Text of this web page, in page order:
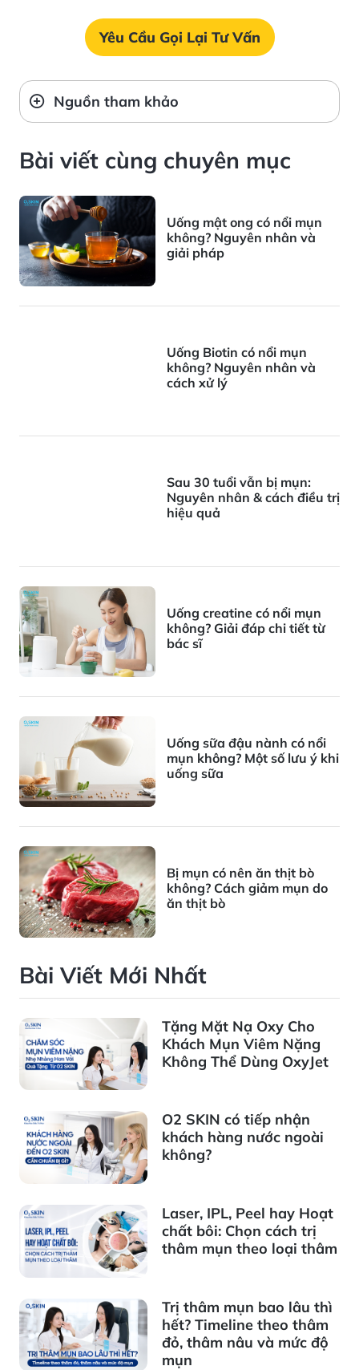
Yêu Cầu Gọi Lại Tư Vấn
Nguồn tham khảo
Bài viết cùng chuyên mục
Uống mật ong có nổi mụn
không? Nguyên nhân và
giải pháp
Uống Biotin có nổi mụn
không? Nguyên nhân và
cách xử lý
Sau 30 tuổi vẫn bị mụn:
Nguyên nhân & cách điều trị
hiệu quả
Uống creatine có nổi mụn
không? Giải đáp chi tiết từ
bác sĩ
Uống sữa đậu nành có nổi
mụn không? Một số lưu ý khi
uống sữa
Bị mụn có nên ăn thịt bò
không? Cách giảm mụn do
ăn thịt bò
Bài Viết Mới Nhất
Tặng Mặt Nạ Oxy Cho
Khách Mụn Viêm Nặng
Không Thể Dùng OxyJet
O2 SKIN có tiếp nhận
khách hàng nước ngoài
không?
Laser, IPL, Peel hay Hoạt
chất bôi: Chọn cách trị
thâm mụn theo loại thâm
Trị thâm mụn bao lâu thì
hết? Timeline theo thâm
đỏ, thâm nâu và mức độ
mụn